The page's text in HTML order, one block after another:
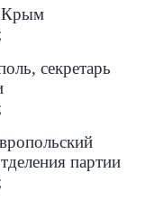
Крым
секретарь
партии